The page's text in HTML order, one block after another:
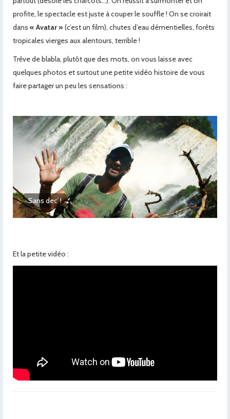
profite, le spectacle est juste à couper le souffle ! On se croirait
dans « Avatar » (c’est un film), chutes d’eau démentielles, forêts
tropicales vierges aux alentours, terrible !
Trêve de blabla, plutôt que des mots, on vous laisse avec
quelques photos et surtout une petite vidéo histoire de vous
faire partager un peu les sensations :
Chutes Argentines
Et la petite vidéo :